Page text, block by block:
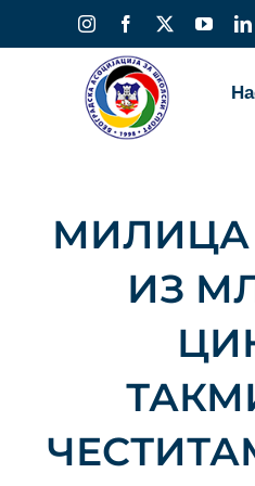
InstagramFacebook
МИЛИЦА
ИЗ